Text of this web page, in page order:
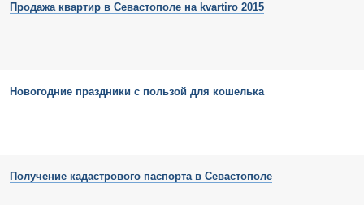
Продажа квартир в Севастополе на kvartiro 2015
Новогодние праздники с пользой для кошелька
Получение кадастрового паспорта в Севастополе